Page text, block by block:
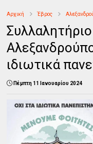
Αρχική Έβρος
ιδιωτικά
Πέμπτη 11 Ιανουαρίου 2024